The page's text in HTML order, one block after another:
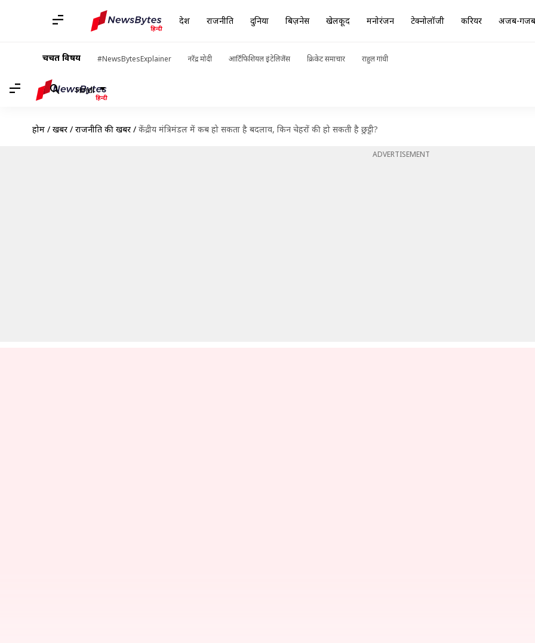
देश राजनीति दुनिया बिज़नेस खेलकूद मनोरंजन टेक्नोलॉजी करियर अजब-गजब
चर्चित विषय #NewsBytesExplainer नरेंद्र मोदी आर्टिफिशियल इंटेलिजेंस क्रिकेट समाचार राहुल गांधी
Hindi
होम / खबरें / राजनीति की खबरें / केंद्रीय मंत्रिमंडल में कब हो सकता है बदलाव, किन चेहरों की हो सकती है छुट्टी?
ADVERTISEMENT